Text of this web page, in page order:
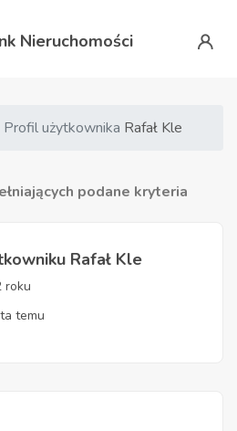
Nieruchomości
Profil użytkownika Rafał Kle
podane kryteria
Rafał Kle
roku
temu